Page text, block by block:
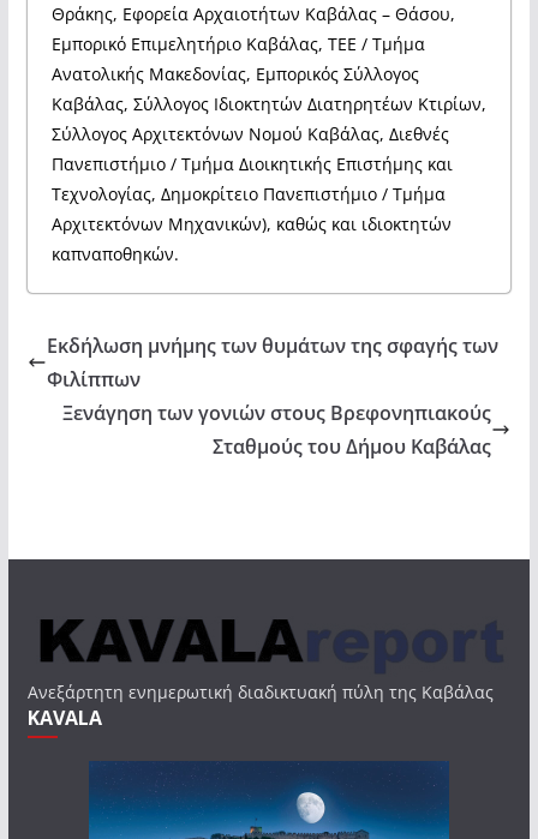
Θράκης, Εφορεία Αρχαιοτήτων Καβάλας – Θάσου,
Εμπορικό Επιμελητήριο Καβάλας, ΤΕΕ / Τμήμα
Ανατολικής Μακεδονίας, Εμπορικός Σύλλογος
Καβάλας, Σύλλογος Ιδιοκτητών Διατηρητέων Κτιρίων,
Σύλλογος Αρχιτεκτόνων Νομού Καβάλας, Διεθνές
Πανεπιστήμιο / Τμήμα Διοικητικής Επιστήμης και
Τεχνολογίας, Δημοκρίτειο Πανεπιστήμιο / Τμήμα
Αρχιτεκτόνων Μηχανικών), καθώς και ιδιοκτητών
καπναποθηκών.
Εκδήλωση μνήμης των θυμάτων της σφαγής των
Φιλίππων
Ξενάγηση των γονιών στους Βρεφονηπιακούς
Σταθμούς του Δήμου Καβάλας
Ανεξάρτητη ενημερωτική διαδικτυακή πύλη της Καβάλας
KAVALA